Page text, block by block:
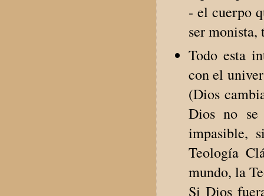
- el cuerpo
ser monista,
Todo esta
con el
(Dios
Dios no se
impasible,
Teología
mundo, la
Si Dios